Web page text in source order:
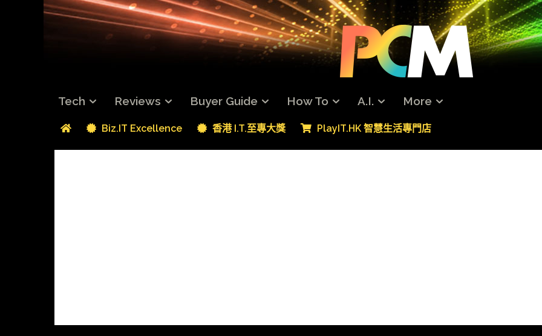
Tech Reviews Buyer Guide How To A.I. More
Biz.IT Excellence 香港 I.T.至專大獎 PlayIT.HK 智慧生活專門店